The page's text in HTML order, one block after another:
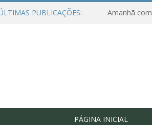
PUBLICAÇÕES:
PÁGINA INICIAL